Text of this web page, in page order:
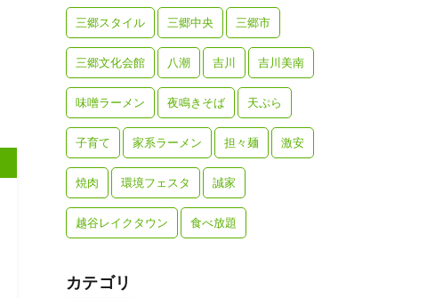
三郷スタイル 三郷中央 三郷市
三郷文化会館 八潮 吉川 吉川美南
味噌ラーメン 夜鳴きそば 天ぷら
子育て 家系ラーメン 担々麺 激安
焼肉 環境フェスタ 誠家
越谷レイクタウン 食べ放題
カテゴリ